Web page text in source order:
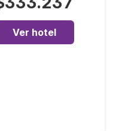
Ver hotel